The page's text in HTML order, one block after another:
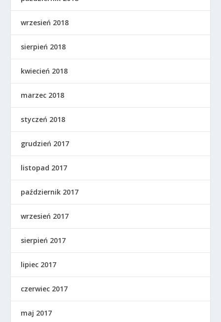
wrzesień 2018
sierpień 2018
kwiecień 2018
marzec 2018
styczeń 2018
grudzień 2017
listopad 2017
październik 2017
wrzesień 2017
sierpień 2017
lipiec 2017
czerwiec 2017
maj 2017